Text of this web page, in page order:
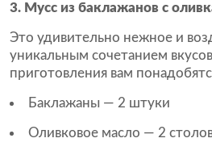
3. Мусс из баклажанов с
Это удивительно нежное и
уникальным сочетанием
приготовления вам
Баклажаны — 2 штуки
Оливковое масло — 2